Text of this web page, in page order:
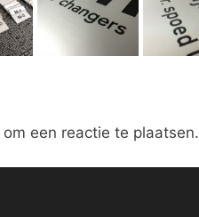
om een reactie te plaatsen.